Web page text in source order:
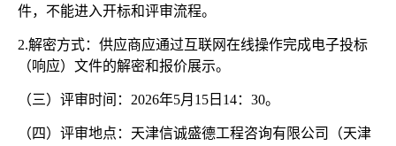
件，不能进入开标和评审流程。
2.解密方式：供应商应通过互联网在线操作完成电子投标
（响应）文件的解密和报价展示。
（三）评审时间： 2026年5月15日14：30。
（四）评审地点：天津信诚盛德工程咨询有限公司（天津